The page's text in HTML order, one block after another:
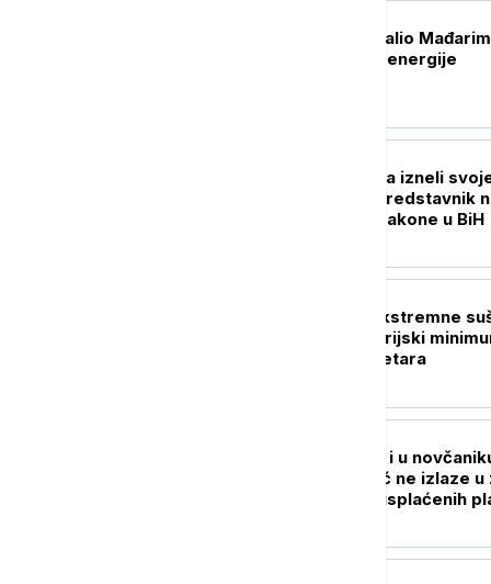
Peter Mađar zahvalio
štednji električne energije
Autori sa Harvarda izneli
mišljenje: Visoki predstavnik
pravo da donosi zakone u BiH
Batina na udaru ekstremne
Dunav pao na istorijski
minus 140 centimetara
Mrak u jami, mrak i u
Rudari četvrtu noć ne izlaze u
protesta zbog neisplaćenih